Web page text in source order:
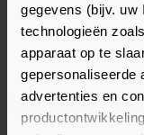
gegevens (bijv. uw
technologieën
apparaat op te
gepersonaliseerde
advertenties en